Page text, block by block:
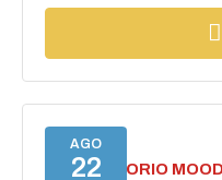
AGO
22
NASCE “FORIO